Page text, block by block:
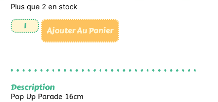
Plus que 2 en stock
Ajouter Au Panier
Description
Pop Up Parade 16cm